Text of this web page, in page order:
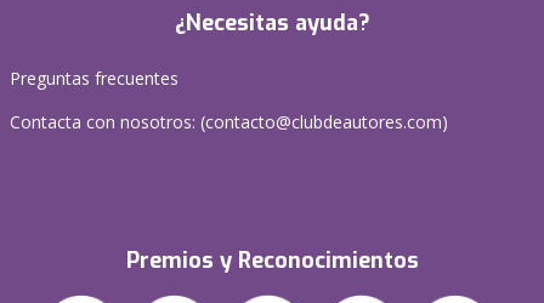
¿Necesitas ayuda?
Preguntas frecuentes
Contacta con nosotros: (contacto@clubdeautores.com)
Premios y Reconocimientos